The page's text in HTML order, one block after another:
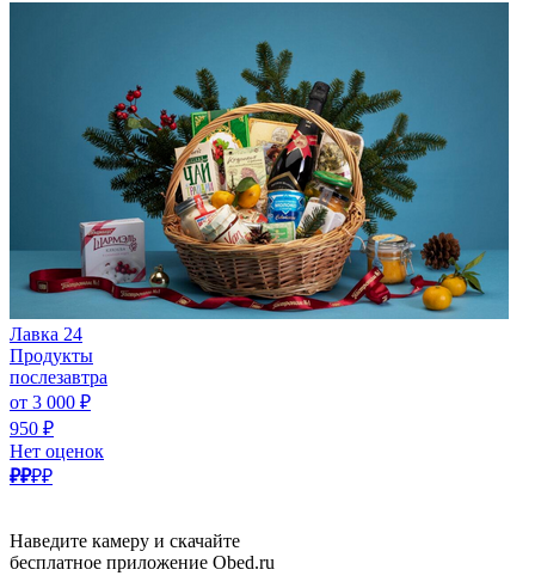
Лавка 24
Продукты
послезавтра
от 3 000 ₽
950 ₽
Нет оценок
₽₽₽₽
Наведите камеру и скачайте
бесплатное приложение Obed.ru